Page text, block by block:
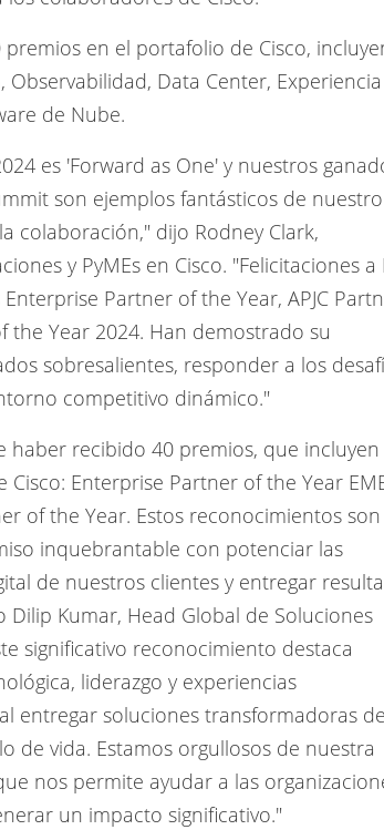
premios en el portafolio de Cisco,
Observabilidad, Data Center,
de Nube.
es 'Forward as One' y nuestros
son ejemplos fantásticos de nuestro
colaboración," dijo Rodney Clark,
y PyMEs en Cisco. "Felicitaciones a
Partner of the Year, APJC
the Year 2024. Han demostrado su
sobresalientes, responder a los
competitivo dinámico."
haber recibido 40 premios, que
Enterprise Partner of the Year
of the Year. Estos reconocimientos
inquebrantable con potenciar las
de nuestros clientes y entregar
Kumar, Head Global de Soluciones
significativo reconocimiento destaca
liderazgo y experiencias
entregar soluciones transformadoras de
de vida. Estamos orgullosos de nuestra
nos permite ayudar a las
un impacto significativo."